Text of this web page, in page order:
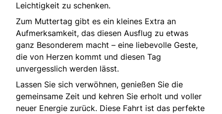
Leichtigkeit zu schenken.
Zum Muttertag gibt es ein kleines Extra an
Aufmerksamkeit, das diesen Ausflug zu etwas
ganz Besonderem macht – eine liebevolle Geste,
die von Herzen kommt und diesen Tag
unvergesslich werden lässt.
Lassen Sie sich verwöhnen, genießen Sie die
gemeinsame Zeit und kehren Sie erholt und voller
neuer Energie zurück. Diese Fahrt ist das perfekte